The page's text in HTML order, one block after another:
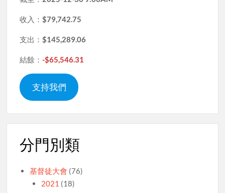
收入：$79,742.75
支出：$145,289.06
結餘：-$65,546.31
支持我們
分門別類
基督徒大會 (76)
2021 (18)